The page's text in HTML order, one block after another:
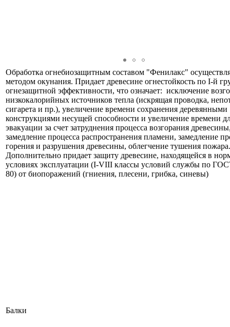
Обработка огнебиозащитным составом "Фенилакс"
методом окунания. Придает древесине огнестойкость по I-й
огнезащитной эффективности, что означает: исключение
низкокалорийных источников тепла (искрящая проводка,
сигарета и пр.), увеличение времени сохранения деревянными
конструкциями несущей способности и увеличение времени
эвакуации за счет затруднения процесса возгорания
замедление процесса распространения пламени, замедление
горения и разрушения древесины, облегчение тушения пожара.
Дополнительно придает защиту древесине, находящейся в
условиях эксплуатации (I-VIII классы условий службы по
80) от биопоражений (гниения, плесени, грибка, синевы)
Балки